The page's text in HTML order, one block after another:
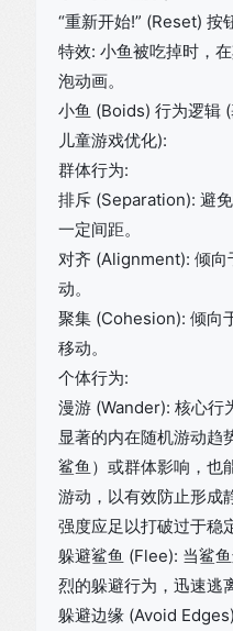
“重新开始!” (Reset) 按
特效: 小鱼被吃掉时，
泡动画。
小鱼 (Boids) 行为逻辑
儿童游戏优化):
群体行为:
排斥 (Separation): 避
一定间距。
对齐 (Alignment): 倾向
动。
聚集 (Cohesion): 倾向
移动。
个体行为:
漫游 (Wander): 核心行
显著的内在随机游动趋
鲨鱼）或群体影响，也
游动，以有效防止形成
强度应足以打破过于稳
躲避鲨鱼 (Flee): 当鲨
烈的躲避行为，迅速逃
躲避边缘 (Avoid